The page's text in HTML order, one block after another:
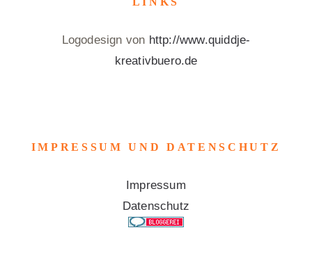
Logodesign von http://www.quiddje-
kreativbuero.de
IMPRESSUM UND DATENSCHUTZ
Impressum
Datenschutz